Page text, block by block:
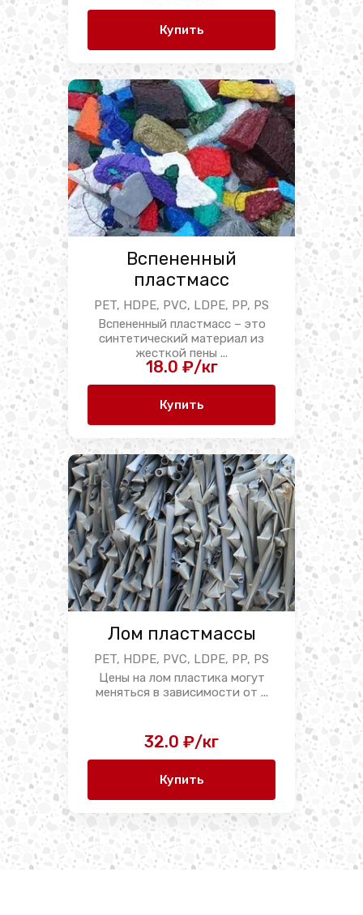
Купить
Вспененный
пластмасс
PET, HDPE, PVC, LDPE, PP, PS
Вспененный пластмасс – это
синтетический материал из
жесткой пены ...
18.0 ₽/кг
Купить
Лом пластмассы
PET, HDPE, PVC, LDPE, PP, PS
Цены на лом пластика могут
меняться в зависимости от ...
32.0 ₽/кг
Купить